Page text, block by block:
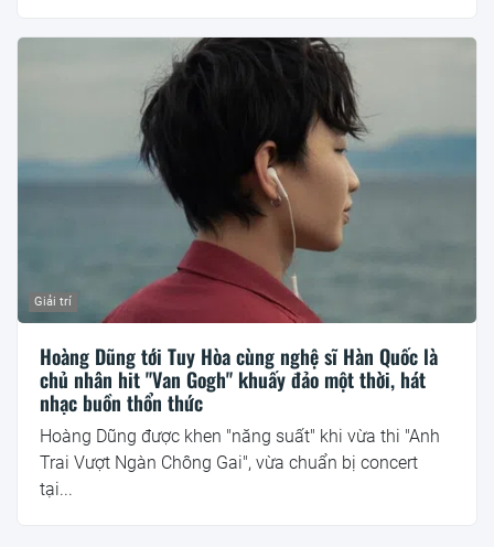
Giải trí
Hoàng Dũng tới Tuy Hòa cùng nghệ sĩ Hàn Quốc là
chủ nhân hit "Van Gogh" khuấy đảo một thời, hát
nhạc buồn thổn thức
Hoàng Dũng được khen "năng suất" khi vừa thi "Anh
Trai Vượt Ngàn Chông Gai", vừa chuẩn bị concert
tại...